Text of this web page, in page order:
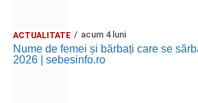
ACTUALITATE acum 4 luni
Nume de femei și bărbați care se
2026 | sebesinfo.ro